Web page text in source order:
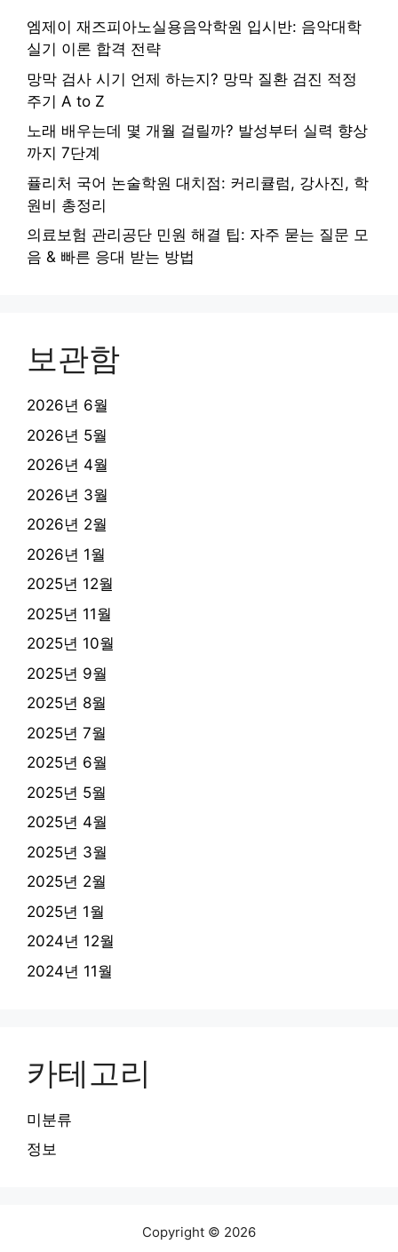
엠제이 재즈피아노실용음악학원 입시반: 음악대학
실기 이론 합격 전략
망막 검사 시기 언제 하는지? 망막 질환 검진 적정
주기 A to Z
노래 배우는데 몇 개월 걸릴까? 발성부터 실력 향상
까지 7단계
퓰리처 국어 논술학원 대치점: 커리큘럼, 강사진, 학
원비 총정리
의료보험 관리공단 민원 해결 팁: 자주 묻는 질문 모
음 & 빠른 응대 받는 방법
보관함
2026년 6월
2026년 5월
2026년 4월
2026년 3월
2026년 2월
2026년 1월
2025년 12월
2025년 11월
2025년 10월
2025년 9월
2025년 8월
2025년 7월
2025년 6월
2025년 5월
2025년 4월
2025년 3월
2025년 2월
2025년 1월
2024년 12월
2024년 11월
카테고리
미분류
정보
Copyright © 2026